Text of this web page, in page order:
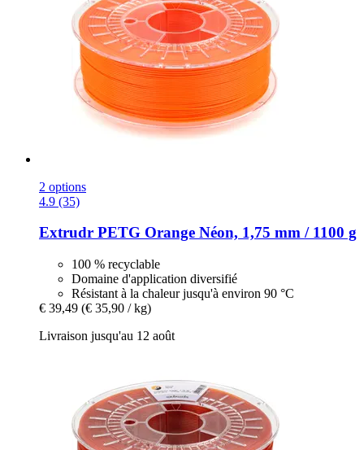
2 options
4.9 (35)
Extrudr PETG Orange Néon, 1,75 mm / 1100 g
100 % recyclable
Domaine d'application diversifié
Résistant à la chaleur jusqu'à environ 90 °C
€ 39,49 (€ 35,90 / kg)
Livraison jusqu'au 12 août